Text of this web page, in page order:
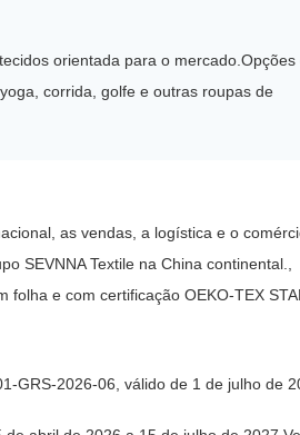
orientada para o mercado.Opções
corrida, golfe e outras roupas de
as vendas, a logística e o
SEVNNA Textile na China continental.,
e com certificação OEKO-TEX
GRS-2026-06, válido de 1 de julho de